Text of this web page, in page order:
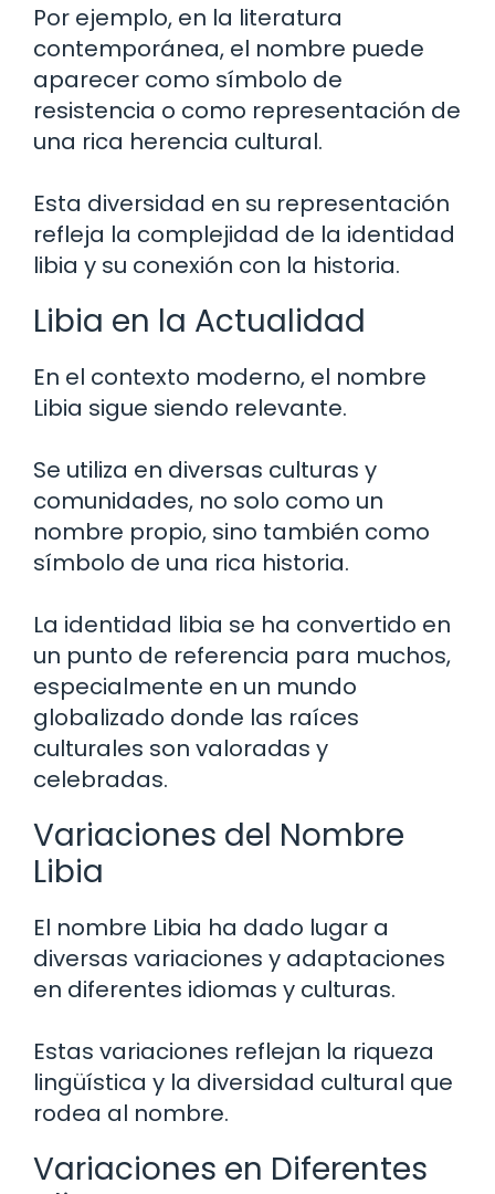
Por ejemplo, en la literatura
contemporánea, el nombre puede
aparecer como símbolo de
resistencia o como representación de
una rica herencia cultural.
Esta diversidad en su representación
refleja la complejidad de la identidad
libia y su conexión con la historia.
Libia en la Actualidad
En el contexto moderno, el nombre
Libia sigue siendo relevante.
Se utiliza en diversas culturas y
comunidades, no solo como un
nombre propio, sino también como
símbolo de una rica historia.
La identidad libia se ha convertido en
un punto de referencia para muchos,
especialmente en un mundo
globalizado donde las raíces
culturales son valoradas y
celebradas.
Variaciones del Nombre
Libia
El nombre Libia ha dado lugar a
diversas variaciones y adaptaciones
en diferentes idiomas y culturas.
Estas variaciones reflejan la riqueza
lingüística y la diversidad cultural que
rodea al nombre.
Variaciones en Diferentes